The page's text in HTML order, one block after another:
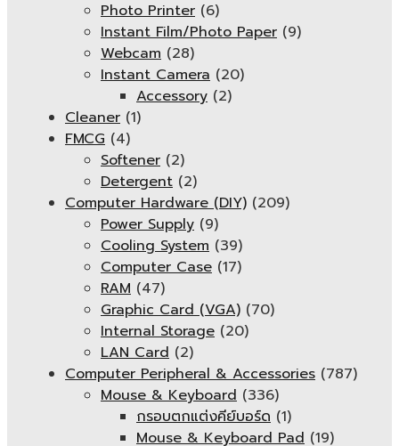
Photo Printer (6)
Instant Film/Photo Paper (9)
Webcam (28)
Instant Camera (20)
Accessory (2)
Cleaner (1)
FMCG (4)
Softener (2)
Detergent (2)
Computer Hardware (DIY) (209)
Power Supply (9)
Cooling System (39)
Computer Case (17)
RAM (47)
Graphic Card (VGA) (70)
Internal Storage (20)
LAN Card (2)
Computer Peripheral & Accessories (787)
Mouse & Keyboard (336)
กรอบตกแต่งคีย์บอร์ด (1)
Mouse & Keyboard Pad (19)